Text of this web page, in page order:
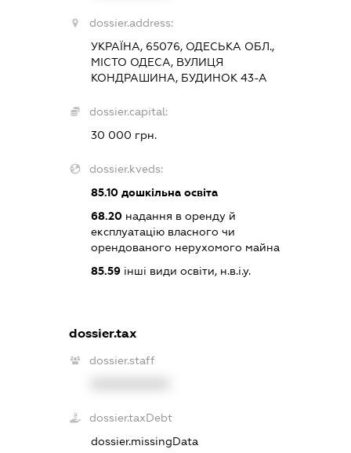
dossier.address:
УКРАЇНА, 65076, ОДЕСЬКА ОБЛ.,
МІСТО ОДЕСА, ВУЛИЦЯ
КОНДРАШИНА, БУДИНОК 43-А
dossier.capital:
30 000 грн.
dossier.kveds:
85.10дошкільна освіта
68.20надання в оренду й
експлуатацію власного чи
орендованого нерухомого майна
85.59інші види освіти, н.в.і.у.
dossier.tax
dossier.staff
dossier.taxDebt
dossier.missingData